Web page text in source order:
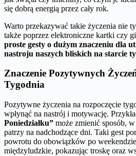
się dobrą energią przez cały rok.
Warto przekazywać takie życzenia nie
także poprzez elektroniczne kartki czy
proste gesty o dużym znaczeniu dla
nastroju naszych bliskich na starcie
Znaczenie Pozytywnych
Tygodnia
Pozytywne życzenia na rozpoczęcie
wpłynąć na nastrój i motywację.
Poniedziałku” może zmienić sposób,
patrzy na nadchodzące dni. Taki gest
powrotu do obowiązków po
międzyludzkie, pokazując troskę oraz